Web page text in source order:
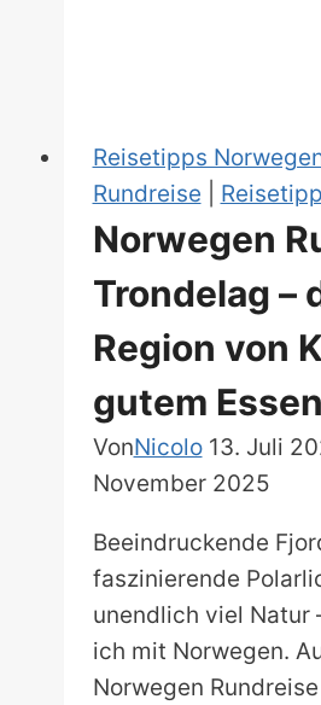
Reisetipps
Rundreise
Norwegen
Trondelag –
Region von
gutem Essen
VonNicolo 13. Juli
November 2025
Beeindruckende
faszinierende
unendlich viel Natur
ich mit Norwegen.
Norwegen